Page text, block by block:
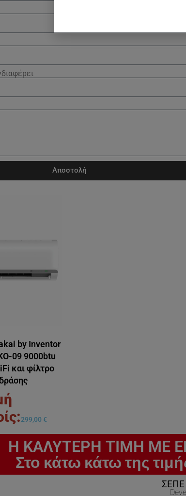
Αποστολή
by Inventor
09 9000btu
και φίλτρο
299,00 €
H ΚΑΛΥΤΕΡΗ ΤΙΜΗ ΜΕ
Στο κάτω κάτω της
ΣΕΠΕ